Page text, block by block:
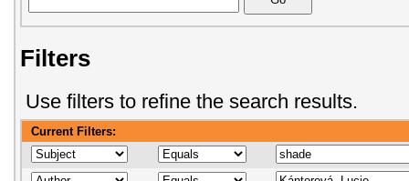
Filters
Use filters to refine the search results.
Current Filters: